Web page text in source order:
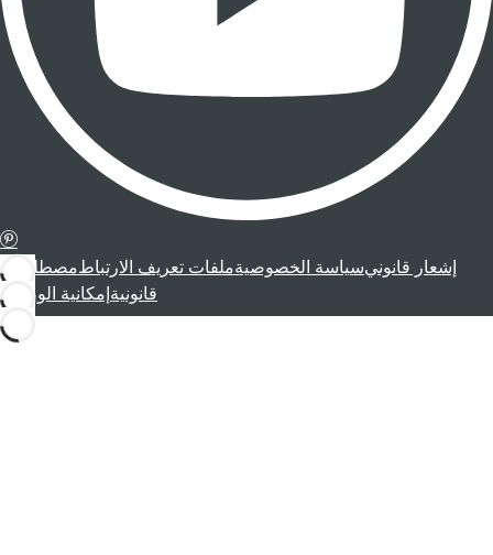
إشعار قانونيسياسة الخصوصيةملفات تعريف الارتباطمصطلحات
قانونية إمكانية الوصول